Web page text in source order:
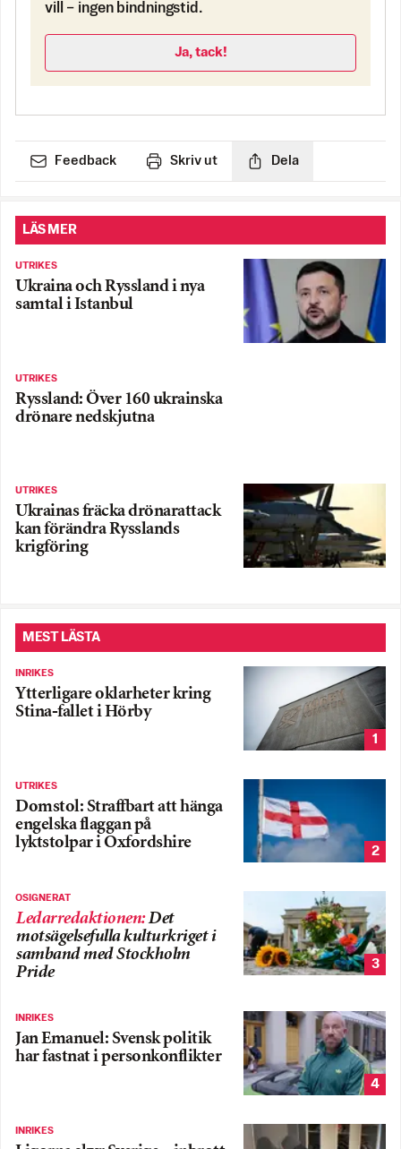
vill – ingen bindningstid.
Ja, tack!
Feedback Skriv ut Dela
LÄS MER
UTRIKES
Ukraina och Ryssland i nya
samtal i Istanbul
UTRIKES
Ryssland: Över 160 ukrainska
drönare nedskjutna
UTRIKES
Ukrainas fräcka drönarattack
kan förändra Rysslands
krigföring
MEST LÄSTA
INRIKES
Ytterligare oklarheter kring
Stina-fallet i Hörby
1
UTRIKES
Domstol: Straffbart att hänga
engelska flaggan på
lyktstolpar i Oxfordshire
2
OSIGNERAT
Ledarredaktionen:Det
motsägelsefulla kulturkriget i
samband med Stockholm
Pride
3
INRIKES
Jan Emanuel: Svensk politik
har fastnat i personkonflikter
4
INRIKES